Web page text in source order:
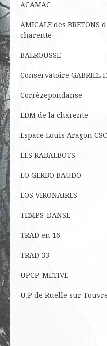
ACAMAC
AMICALE des BRETONS
charente
BALROUSSE
Conservatoire GABRIEL
Corrèzepondanse
EDM de la charente
Espace Louis Aragon
LES RABALBOTS
LO GERBO BAUDO
LOS VIRONAIRES
TEMPS-DANSE
TRAD en 16
TRAD 33
UPCP-METIVE
U.P de Ruelle sur Touvre